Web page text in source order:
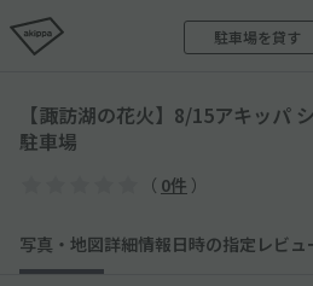
駐車場を貸す
【諏訪湖の花火】8/15アキッパ
駐車場
（ 0件 ）
写真・地図詳細情報日時の指定 レビュ